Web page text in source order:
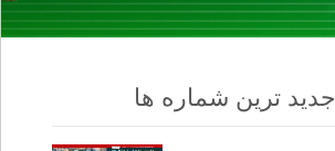
جدید ترین شماره ها